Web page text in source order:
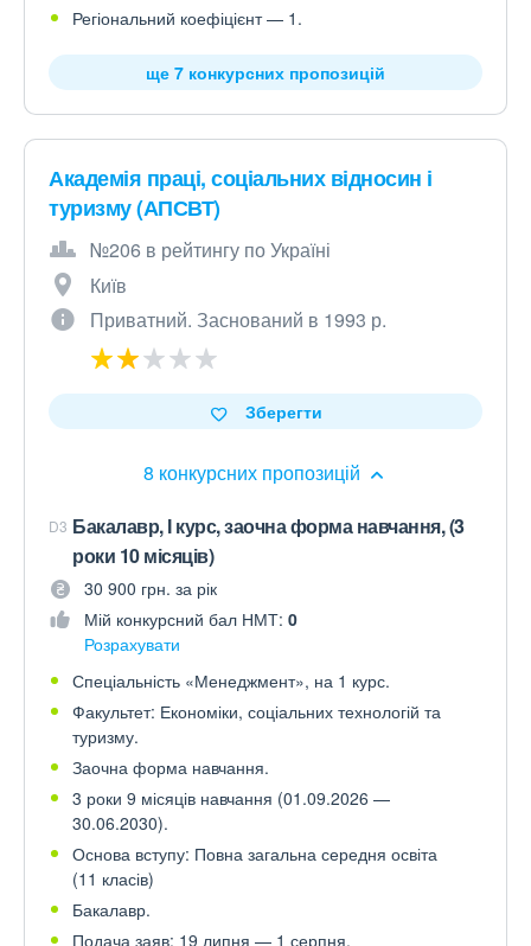
Регіональний коефіцієнт — 1.
ще 7 конкурсних пропозицій
Академія праці, соціальних відносин і
туризму (АПСВТ)
№206 в рейтингу по Україні
Київ
Приватний. Заснований в 1993 р.
8 конкурсних пропозицій
Зберегти
D3 Бакалавр, І курс, заочна форма навчання, (3
роки 10 місяців)
30 900 грн. за рік
Мій конкурсний бал НМТ: 0
Розрахувати
Спеціальність «Менеджмент», на 1 курс.
Факультет: Економіки, соціальних технологій та
туризму.
Заочна форма навчання.
3 роки 9 місяців навчання (01.09.2026 —
30.06.2030).
Основа вступу: Повна загальна середня освіта
(11 класів)
Бакалавр.
Подача заяв: 19 липня — 1 серпня.